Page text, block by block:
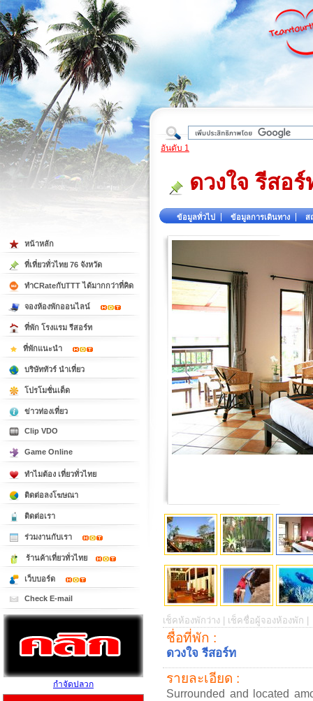
ต้
อันดับ 1
ดวงใจ รีสอร์
ข้อมูลทั่วไป ข้อมูลการเดินทาง ส
เช็คห้องพักว่าง | เช็คชื่อผู้จองห้องพัก |
ชื่อที่พัก :
ดวงใจ รีสอร์ท
รายละเอียด :
Surrounded and located
หน้าหลัก
ที่เที่ยวทั่วไทย 76 จังหวัด
ทำCRateกับTTT ได้มากกว่าที่คิด
จองห้องพักออนไลน์
ที่พัก โรงแรม รีสอร์ท
ที่พักแนะนำ
บริษัททัวร์ นำเที่ยว
โปรโมชั่นเด็ด
ข่าวท่องเที่ยว
Clip VDO
Game Online
ทำไมต้อง เที่ยวทั่วไทย
ติดต่อลงโฆษณา
ติดต่อเรา
ร่วมงานกับเรา
ร้านค้าเที่ยวทั่วไทย
เว็บบอร์ด
Check E-mail
กำจัดปลวก